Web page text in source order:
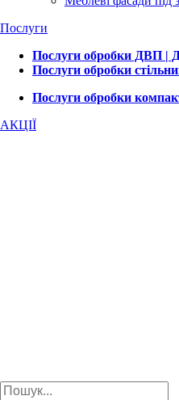
Послуги
Послуги обробки ДВП
Послуги обробки
Послуги обробки
АКЦІЇ